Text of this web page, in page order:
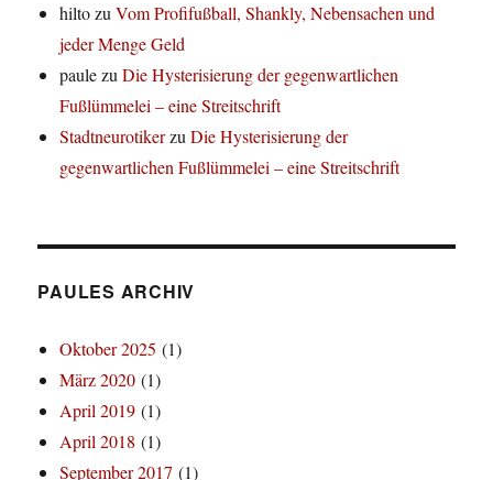
hiltozuVom Profifußball, Shankly, Nebensachen und
jeder Menge Geld
paulezuDie Hysterisierung der gegenwartlichen
Fußlümmelei – eine Streitschrift
StadtneurotikerzuDie Hysterisierung der
gegenwartlichen Fußlümmelei – eine Streitschrift
PAULES ARCHIV
Oktober 2025 (1)
März 2020 (1)
April 2019 (1)
April 2018 (1)
September 2017 (1)